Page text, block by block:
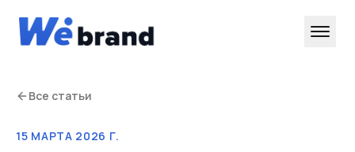
Все статьи
15 МАРТА 2026 Г.